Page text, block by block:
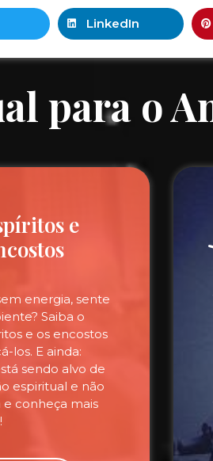
LinkedIn
para o
e
energia, sente
Saiba o
e os encostos
los. E ainda:
sendo alvo de
espiritual e não
e conheça mais